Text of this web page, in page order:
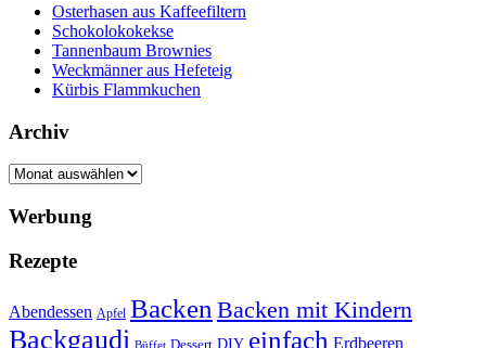
Osterhasen aus Kaffeefiltern
Schokolokokekse
Tannenbaum Brownies
Weckmänner aus Hefeteig
Kürbis Flammkuchen
Archiv
Archiv
Werbung
Rezepte
Abendessen Apfel Backen Backen mit Kindern
Backgaudi Büffet Dessert DIY einfach Erdbeeren